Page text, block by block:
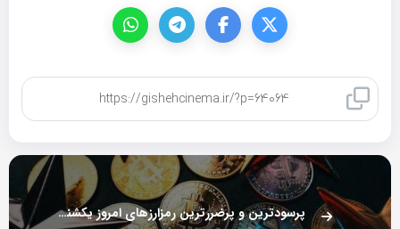
پرسودترین و پرضررترین رمزارزهای امروز یکشنبه ۲۰ مهر ۱۴۰۴